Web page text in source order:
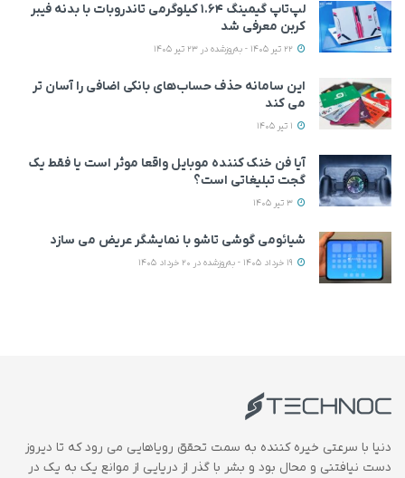
لپ‌تاپ گیمینگ ۱.۶۴ کیلوگرمی تاندروبات با بدنه فیبر
کربن معرفی شد
این سامانه حذف حساب‌های بانکی اضافی را آسان تر
می کند
آیا فن خنک کننده موبایل واقعا موثر است یا فقط یک
گجت تبلیغاتی است؟
شیائومی گوشی تاشو با نمایشگر عریض می سازد
دنیا با سرعتی خیره کننده به سمت تحقق رویاهایی می رود که تا دیروز
دست نیافتنی و محال بود و بشر با گذر از دریایی از موانع یک به یک در